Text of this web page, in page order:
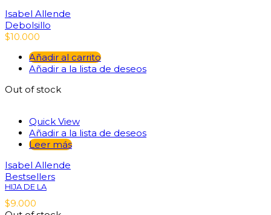
Isabel Allende
Debolsillo
$10.000
Añadir al carrito
Añadir a la lista de deseos
Out of stock
Quick View
Añadir a la lista de deseos
Leer más
Isabel Allende
Bestsellers
HIJA DE LA
$9.000